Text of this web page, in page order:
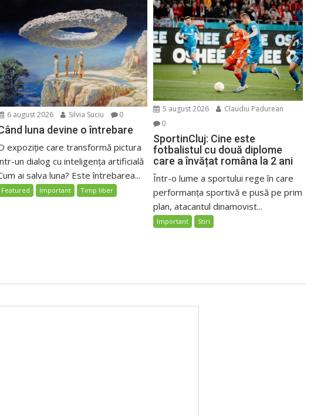
6 august 2026 Silvia Suciu 0
luna devine o întrebare
expoziție care transformă pictura
un dialog cu inteligența artificială
ai salva luna? Este întrebarea...
Featured Important Timp liber
5 august 2026
Claudiu Padurean
0
SportinCluj: Cine este
fotbalistul cu două diplome
care a învățat româna la 2 ani
Într-o lume a sportului rege în care
performanța sportivă e pusă pe prim
plan, atacantul dinamovist...
Important Stiri